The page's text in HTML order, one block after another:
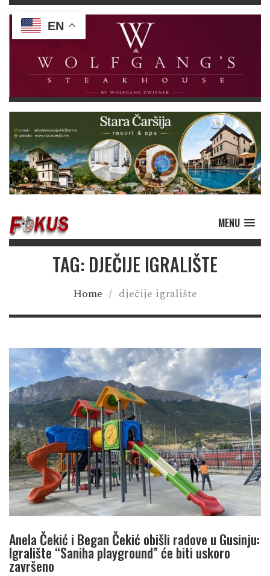
MENU
TAG: DJEČIJE IGRALIŠTE
Home / dječije igralište
Anela Čekić i Began Čekić obišli radove u Gusinju:
Igralište “Saniha playground” će biti uskoro
završeno
EN